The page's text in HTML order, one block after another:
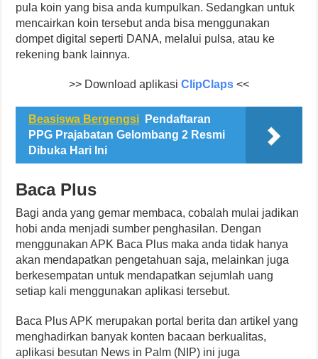
pula koin yang bisa anda kumpulkan. Sedangkan untuk
mencairkan koin tersebut anda bisa menggunakan
dompet digital seperti DANA, melalui pulsa, atau ke
rekening bank lainnya.
>> Download aplikasi ClipClaps<<
Beasiswa Bergengsi
Pendaftaran
PPG Prajabatan Gelombang 2 Resmi
Dibuka Hari Ini
Baca Plus
Bagi anda yang gemar membaca, cobalah mulai jadikan
hobi anda menjadi sumber penghasilan. Dengan
menggunakan APK Baca Plus maka anda tidak hanya
akan mendapatkan pengetahuan saja, melainkan juga
berkesempatan untuk mendapatkan sejumlah uang
setiap kali menggunakan aplikasi tersebut.
Baca Plus APK merupakan portal berita dan artikel yang
menghadirkan banyak konten bacaan berkualitas,
aplikasi besutan News in Palm (NIP) ini juga